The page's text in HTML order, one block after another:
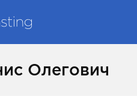
Олегович